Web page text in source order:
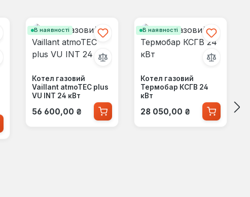
В наявності
Котел газовий
Vaillant atmoTEC plus
VU INT 24 кВт
Звичайна ціна:
56 600,00 ₴
В наявності
Котел газовий
Термобар КСГВ 24
кВт
Звичайна ціна:
28 050,00 ₴